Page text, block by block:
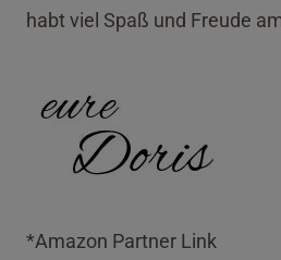
habt viel Spaß und Freude
*Amazon Partner Link